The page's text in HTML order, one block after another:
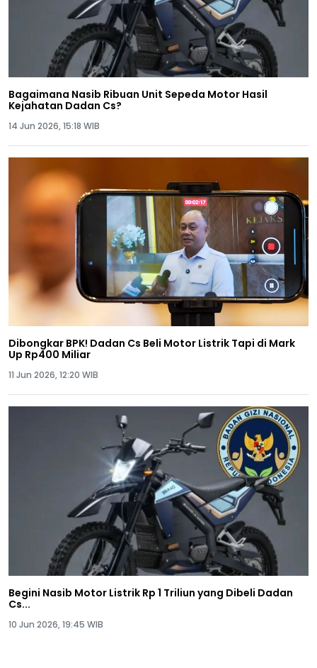
Bagaimana Nasib Ribuan Unit Sepeda Motor Hasil
Kejahatan Dadan Cs?
14 Jun 2026, 15:18 WIB
Dibongkar BPK! Dadan Cs Beli Motor Listrik Tapi di Mark
Up Rp400 Miliar
11 Jun 2026, 12:20 WIB
Begini Nasib Motor Listrik Rp 1 Triliun yang Dibeli Dadan
Cs...
10 Jun 2026, 19:45 WIB